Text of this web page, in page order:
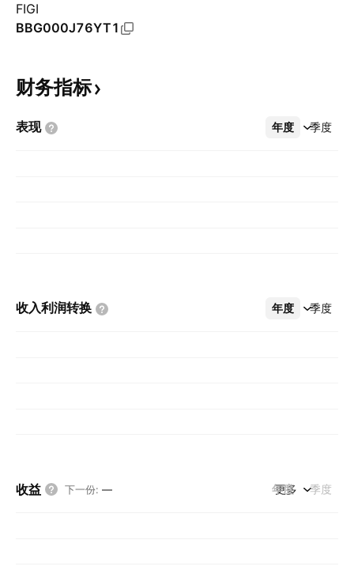
FIGI
BBG000J76YT1
财务指标
表现 年度 季度
更多
收入利润转换 年度 季度
更多
收益 下一份: — 年度 季度
更多